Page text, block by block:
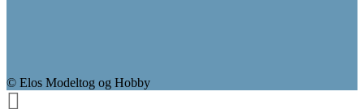
© Elos Modeltog og Hobby